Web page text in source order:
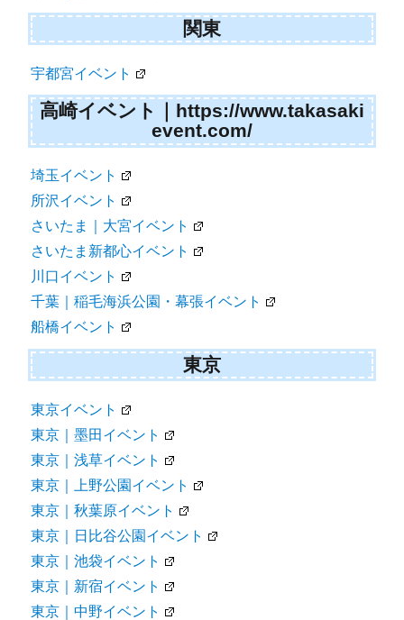
関東
宇都宮イベント
高崎イベント｜https://www.takasaki
event.com/
埼玉イベント
所沢イベント
さいたま｜大宮イベント
さいたま新都心イベント
川口イベント
千葉｜稲毛海浜公園・幕張イベント
船橋イベント
東京
東京イベント
東京｜墨田イベント
東京｜浅草イベント
東京｜上野公園イベント
東京｜秋葉原イベント
東京｜日比谷公園イベント
東京｜池袋イベント
東京｜新宿イベント
東京｜中野イベント